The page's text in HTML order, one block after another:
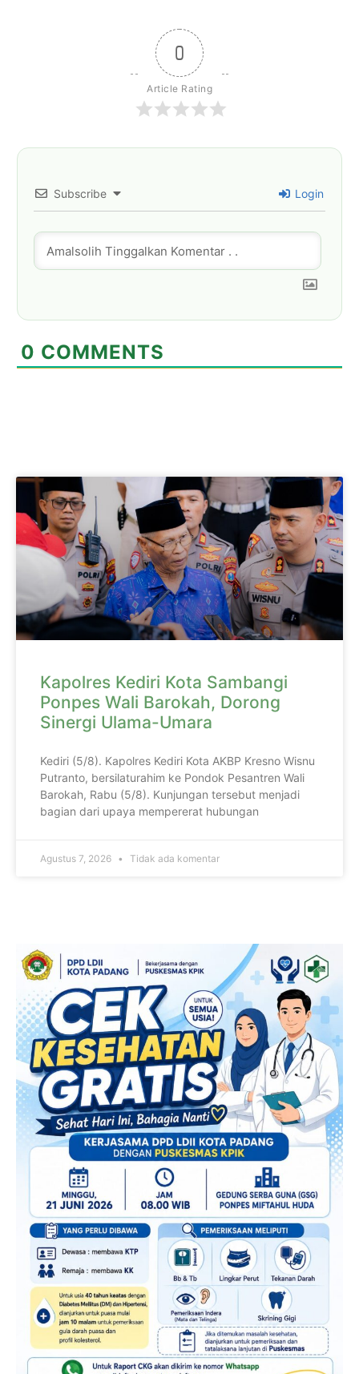
0
Article Rating
Subscribe Login
0 COMMENTS
Kapolres Kediri Kota Sambangi
Ponpes Wali Barokah, Dorong
Sinergi Ulama-Umara
Kediri (5/8). Kapolres Kediri Kota AKBP Kresno Wisnu
Putranto, bersilaturahim ke Pondok Pesantren Wali
Barokah, Rabu (5/8). Kunjungan tersebut menjadi
bagian dari upaya mempererat hubungan
Agustus 7, 2026 Tidak ada komentar